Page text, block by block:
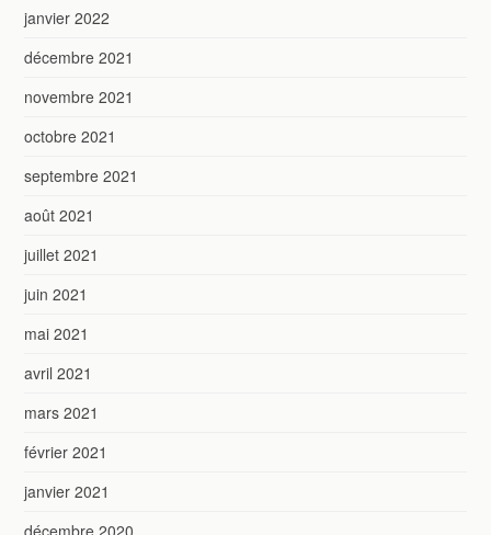
janvier 2022
décembre 2021
novembre 2021
octobre 2021
septembre 2021
août 2021
juillet 2021
juin 2021
mai 2021
avril 2021
mars 2021
février 2021
janvier 2021
décembre 2020